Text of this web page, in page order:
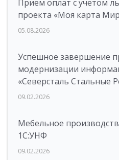
Прием оплат с учетом
проекта «Моя карта
05.08.2026
Успешное завершение
модернизации
«Северсталь Стальные
09.02.2026
Мебельное
1С:УНФ
09.02.2026